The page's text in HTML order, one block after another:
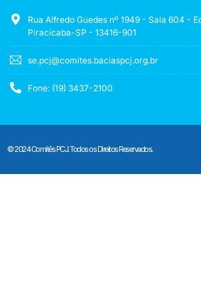
Rua Alfredo Guedes nº 1949 - Sala 604 -
Piracicaba-SP - 13416-901
se.pcj@comites.baciaspcj.org.br
Fone: (19) 3437-2100
© 2024 Comitês PCJ. Todos os Direitos Reservados.